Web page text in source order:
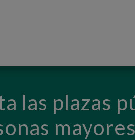
las plazas
mayores